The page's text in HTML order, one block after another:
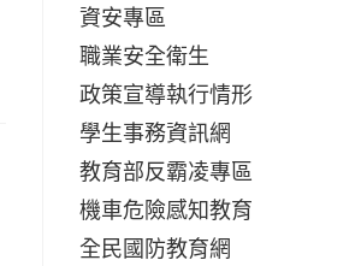
資安專區
職業安全衛生
政策宣導執行情形
學生事務資訊網
教育部反霸凌專區
機車危險感知教育
全民國防教育網